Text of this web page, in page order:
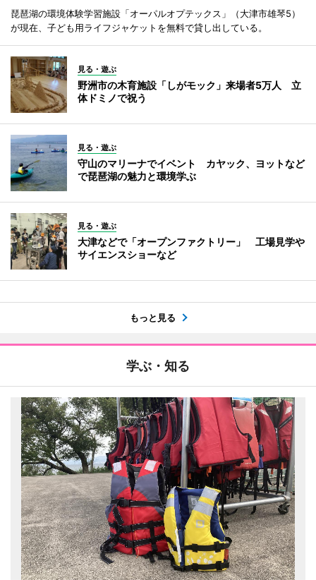
琵琶湖の環境体験学習施設「オーパルオプテックス」（大津市雄琴5）
が現在、子ども用ライフジャケットを無料で貸し出している。
見る・遊ぶ
野洲市の木育施設「しがモック」来場者5万人 立
体ドミノで祝う
見る・遊ぶ
守山のマリーナでイベント カヤック、ヨットなど
で琵琶湖の魅力と環境学ぶ
見る・遊ぶ
大津などで「オープンファクトリー」 工場見学や
サイエンスショーなど
もっと見る
学ぶ・知る